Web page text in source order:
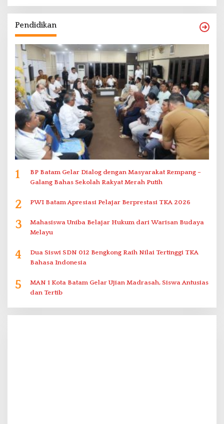
Pendidikan
1
BP Batam Gelar Dialog dengan Masyarakat Rempang –
Galang Bahas Sekolah Rakyat Merah Putih
2 PWI Batam Apresiasi Pelajar Berprestasi TKA 2026
3
Mahasiswa Uniba Belajar Hukum dari Warisan Budaya
Melayu
4
Dua Siswi SDN 012 Bengkong Raih Nilai Tertinggi TKA
Bahasa Indonesia
5
MAN 1 Kota Batam Gelar Ujian Madrasah, Siswa Antusias
dan Tertib